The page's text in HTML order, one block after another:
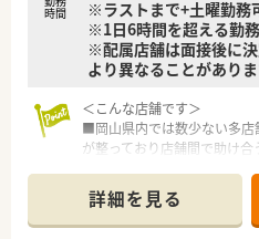
■給与体系は年俸制と月給賞
り、個人のライフスタイルや
ます。
■薬剤師会の入会費用は会社
います。
時間
※ラストまで+土曜勤務
※1日6時間を超える勤
※配属店舗は面接後に
より異なることがあり
＜こんな店舗です＞
■岡山県内では数少ない多店
が整っており店舗間で助け合
方も歓迎！
■最寄り駅より徒歩12分。ド
た駐車場もついており、マイ
詳細を見る